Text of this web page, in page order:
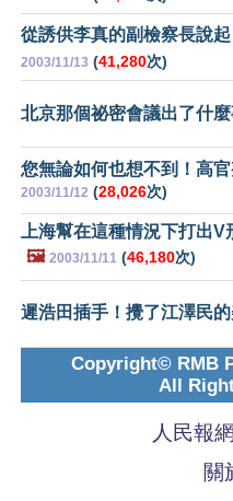
從誘供李真的副檢察長說
2003/11/13 (41,280次)
北京那個祕密會議出了什麼
您無論如何也想不到！高
2003/11/12 (28,026次)
上海幫在這種情況下打出
🖼️ 2003/11/11 (46,180次)
遲浩田插手！攪了江澤民
Copyright© RMB
All
人民報
關